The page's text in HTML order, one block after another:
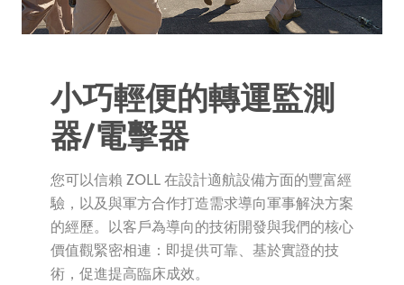
小巧輕便的轉運監測
器/電擊器
您可以信賴 ZOLL 在設計適航設備方面的豐富經
驗，以及與軍方合作打造需求導向軍事解決方案
的經歷。以客戶為導向的技術開發與我們的核心
價值觀緊密相連：即提供可靠、基於實證的技
術，促進提高臨床成效。